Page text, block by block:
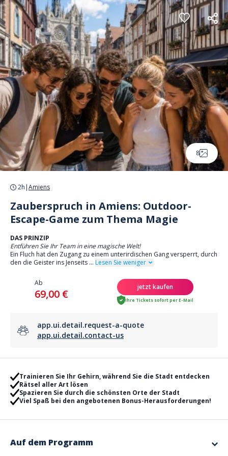
Cookie-Einstellungen
8
2h |Amiens
Zauberspruch in Amiens: Outdoor-
Escape-Game zum Thema Magie
DAS PRINZIP
Entführen Sie Ihr Team in eine magische Welt!
Ein Fluch hat den Zugang zu einem unterirdischen Gang versperrt, durch
den die Geister ins Jenseits ... Lesen Sie weniger
Ab
69,00 €
jetzt kaufen
Ihre Tickets sofort per E-Mail
app.ui.detail.request-a-quote
app.ui.detail.contact-us
Trainieren Sie Ihr Gehirn, während Sie die Stadt entdecken
Rätsel aller Art lösen
Spazieren Sie durch die schönsten Orte der Stadt
Viel Spaß bei den angebotenen Bonus-Herausforderungen!
Auf dem Programm